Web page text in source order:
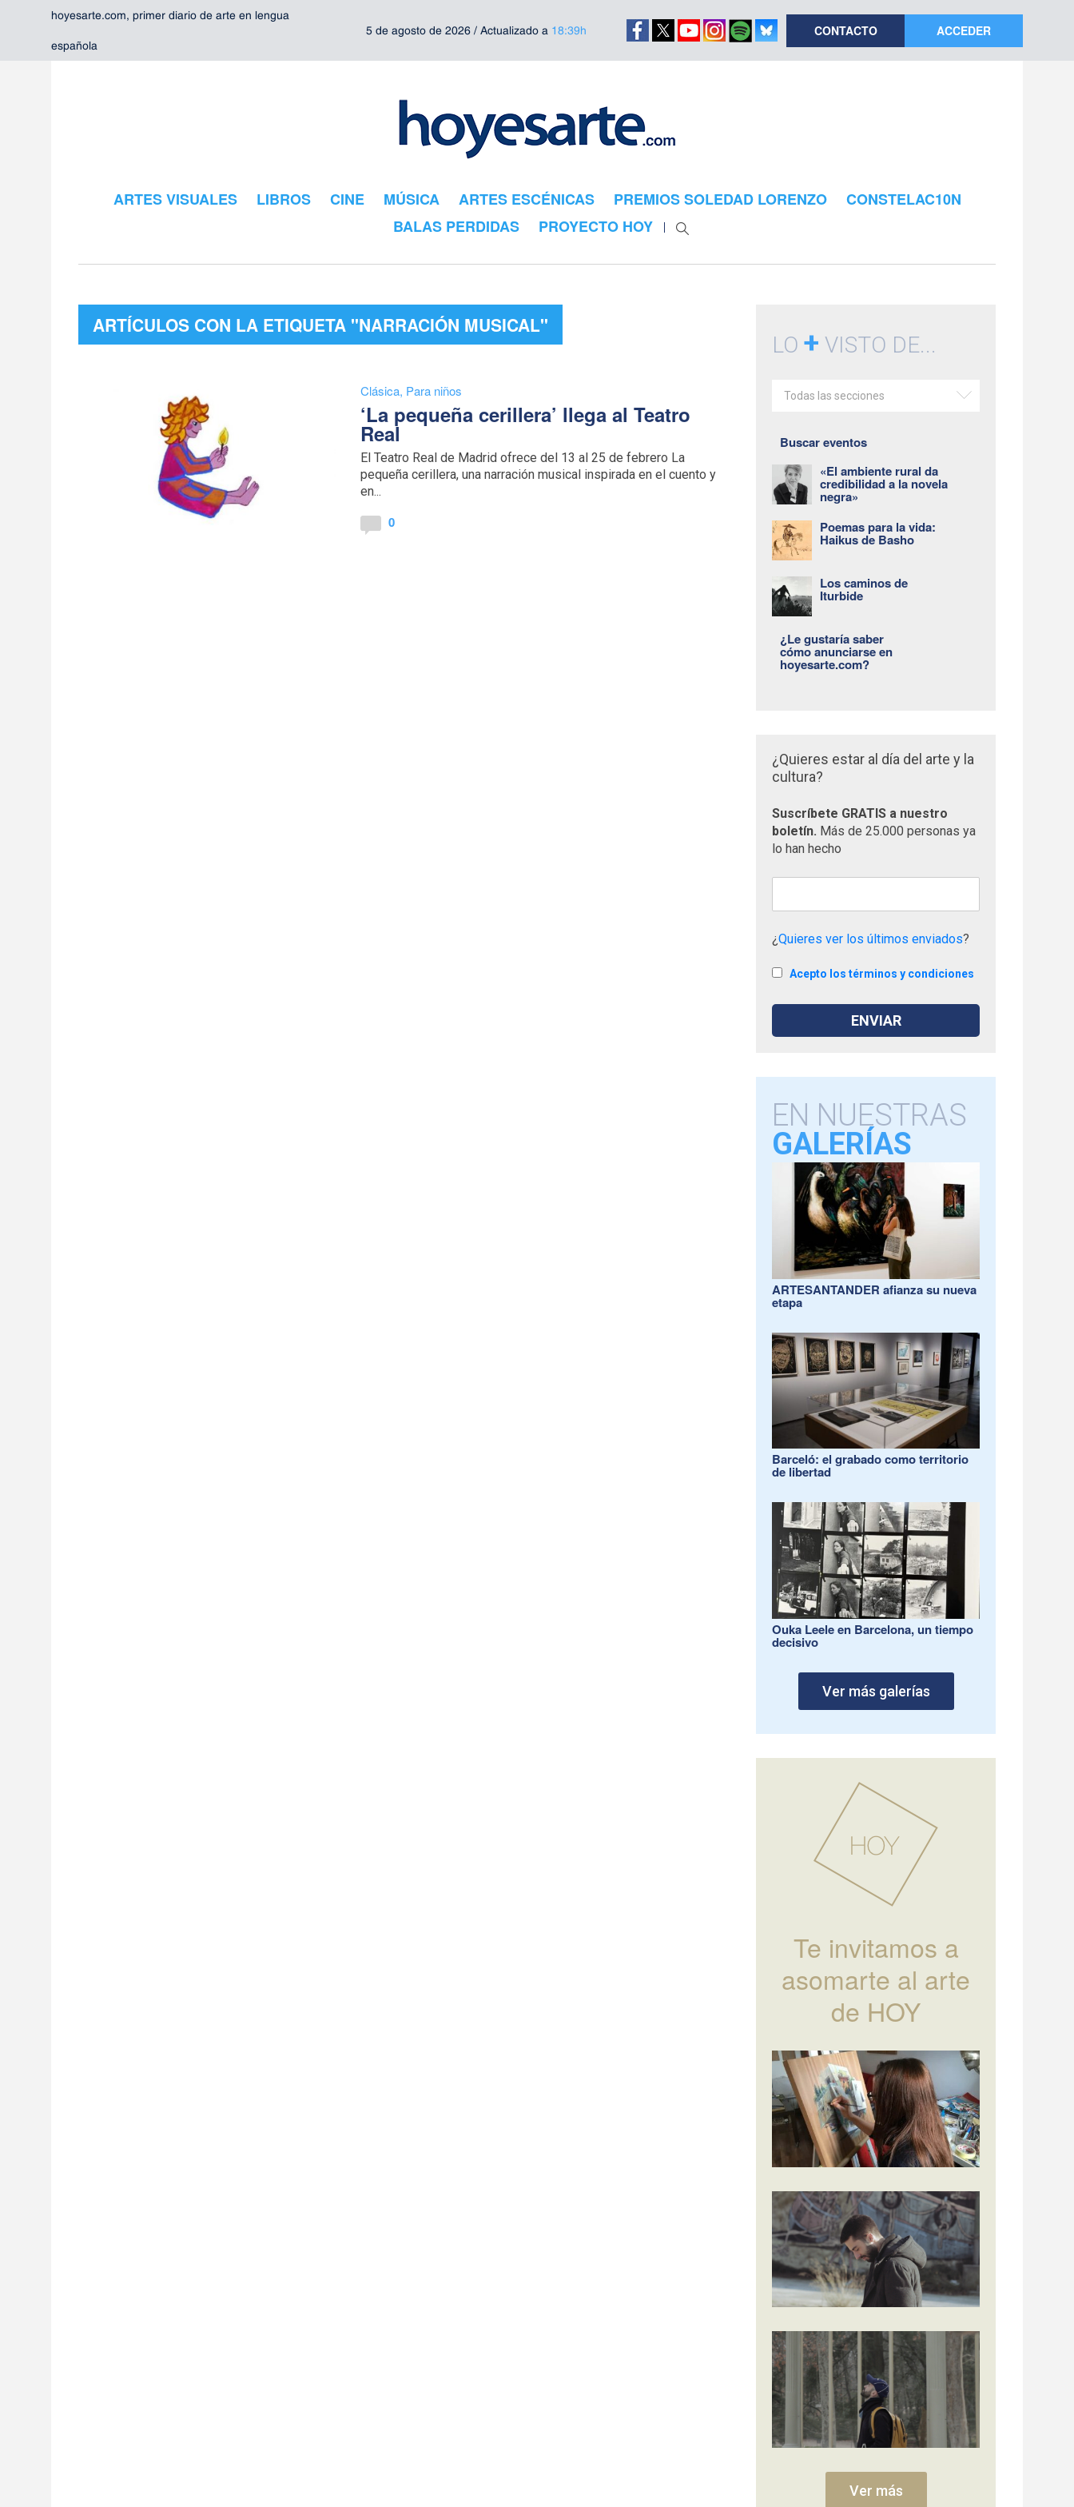
hoyesarte.com, primer diario de arte en lengua
española
5 de agosto de 2026 / Actualizado a 18:39h CONTACTO ACCEDER
ARTES VISUALES LIBROS CINE MÚSICA ARTES ESCÉNICAS PREMIOS SOLEDAD LORENZO
CONSTELAC10N
BALAS PERDIDAS
PROYECTO HOY
ARTÍCULOS CON LA ETIQUETA "NARRACIÓN MUSICAL"
Clásica, Para niños
‘La pequeña cerillera’ llega al Teatro
Real
El Teatro Real de Madrid ofrece del 13 al 25 de febrero La
pequeña cerillera, una narración musical inspirada en el cuento y
en...
0
LO+ VISTO DE...
Todas las secciones
Buscar eventos
«El ambiente rural da
credibilidad a la novela
negra»
Poemas para la vida:
Haikus de Basho
Los caminos de
Iturbide
¿Le gustaría saber
cómo anunciarse en
hoyesarte.com?
¿Quieres estar al día del arte y la
cultura?
Suscríbete GRATIS a nuestro
boletín. Más de 25.000 personas ya
lo han hecho
¿Quieres ver los últimos enviados?
Acepto los términos y condiciones
EN NUESTRAS
GALERÍAS
ARTESANTANDER afianza su nueva
etapa
Barceló: el grabado como territorio
de libertad
Ouka Leele en Barcelona, un tiempo
decisivo
Ver más galerías
Te invitamos a
asomarte al arte
de HOY
Ver más